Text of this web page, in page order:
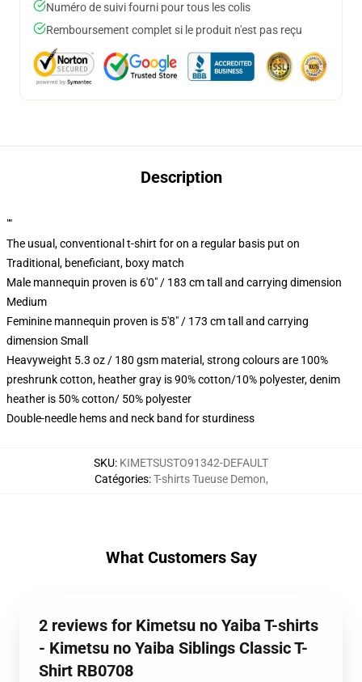
Numéro de suivi fourni pour tous les colis
Remboursement complet si le produit n'est pas reçu
Description
""
The usual, conventional t-shirt for on a regular basis put on
Traditional, beneficiant, boxy match
Male mannequin proven is 6'0" / 183 cm tall and carrying dimension
Medium
Feminine mannequin proven is 5'8" / 173 cm tall and carrying
dimension Small
Heavyweight 5.3 oz / 180 gsm material, strong colours are 100%
preshrunk cotton, heather gray is 90% cotton/10% polyester, denim
heather is 50% cotton/ 50% polyester
Double-needle hems and neck band for sturdiness
SKU: KIMETSUSTO91342-DEFAULT
Catégories:T-shirts Tueuse Demon,
What Customers Say
2 reviews for Kimetsu no Yaiba T-shirts
- Kimetsu no Yaiba Siblings Classic T-
Shirt RB0708